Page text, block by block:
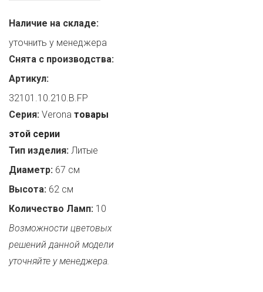
Наличие на складе:
уточнить у менеджера
Снята с производства:
Артикул:
32101.10.210.B.FP
Серия: Verona товары
этой серии
Тип изделия: Литые
Диаметр: 67 см
Высота: 62 см
Количество Ламп: 10
Возможности цветовых
решений данной модели
уточняйте у менеджера.